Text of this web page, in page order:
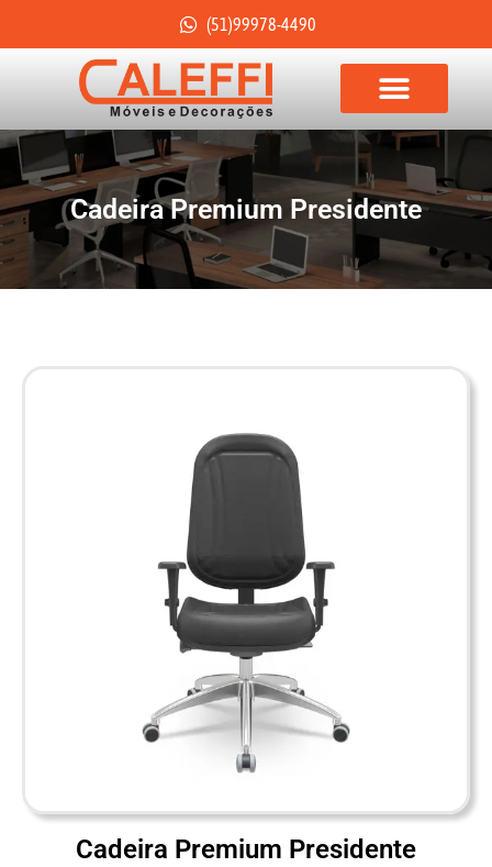
(51)99978-4490
Cadeira Premium Presidente
Cadeira Premium Presidente